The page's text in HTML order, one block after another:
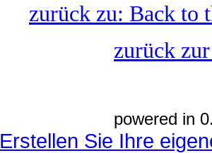
zurück zu: Back to
zurück
powered in
Erstellen Sie Ihre